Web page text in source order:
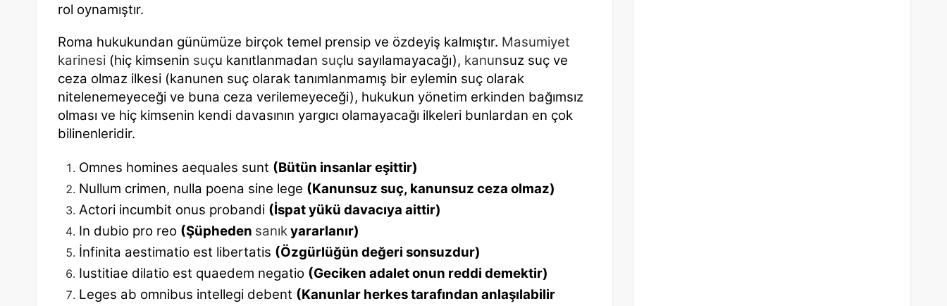
rol oynamıştır.
Roma hukukundan günümüze birçok temel prensip ve özdeyiş kalmıştır. Masumiyet
karinesi (hiç kimsenin suçu kanıtlanmadan suçlu sayılamayacağı), kanunsuz suç ve
ceza olmaz ilkesi (kanunen suç olarak tanımlanmamış bir eylemin suç olarak
nitelenemeyeceği ve buna ceza verilemeyeceği), hukukun yönetim erkinden bağımsız
olması ve hiç kimsenin kendi davasının yargıcı olamayacağı ilkeleri bunlardan en çok
bilinenleridir.
Omnes homines aequales sunt (Bütün insanlar eşittir)
Nullum crimen, nulla poena sine lege (Kanunsuz suç, kanunsuz ceza olmaz)
Actori incumbit onus probandi (İspat yükü davacıya aittir)
In dubio pro reo (Şüpheden sanıkyararlanır)
İnfinita aestimatio est libertatis (Özgürlüğün değeri sonsuzdur)
Iustitiae dilatio est quaedem negatio (Geciken adalet onun reddi demektir)
Leges ab omnibus intellegi debent (Kanunlar herkes tarafından anlaşılabilir